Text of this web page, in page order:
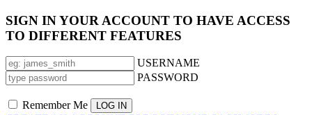
SIGN IN YOUR ACCOUNT TO HAVE ACCESS
TO DIFFERENT FEATURES
USERNAME
PASSWORD
Remember Me